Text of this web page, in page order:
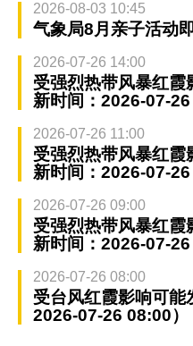
2026-08-03 10:45
气象局8月亲子活动
2026-07-26 14:00
受强烈热带风暴红霞
新时间：2026-07-26
2026-07-26 11:00
受强烈热带风暴红霞
新时间：2026-07-26
2026-07-26 09:00
受强烈热带风暴红霞
新时间：2026-07-26
2026-07-26 08:00
受台风红霞影响可能
2026-07-26 08:00）